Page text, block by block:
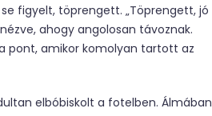
figyelt, töprengett. „Töprengett, jó
ahogy angolosan távoznak.
pont, amikor komolyan tartott az
elbóbiskolt a fotelben. Álmában